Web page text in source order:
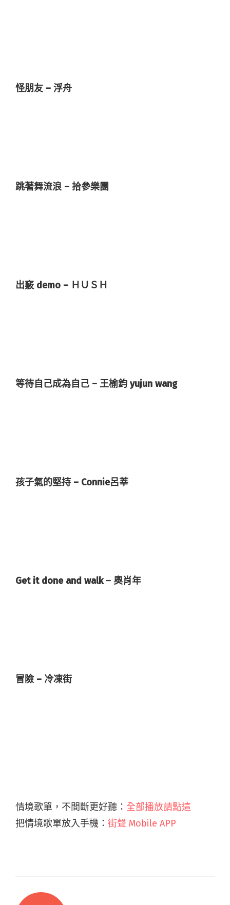
怪朋友 – 浮舟
跳著舞流浪 – 拾參樂團
出竅 demo – ＨＵＳＨ
等待自己成為自己 – 王榆鈞 yujun wang
孩子氣的堅持 – Connie呂莘
Get it done and walk – 奧肖年
冒險 – 冷凍街
情境歌單，不間斷更好聽： 全部播放請點這
把情境歌單放入手機： 街聲 Mobile APP